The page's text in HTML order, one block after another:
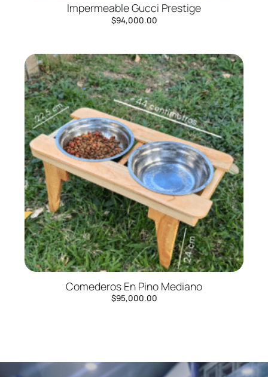
Impermeable Gucci Prestige
$94,000.00
Comederos En Pino Mediano
$95,000.00